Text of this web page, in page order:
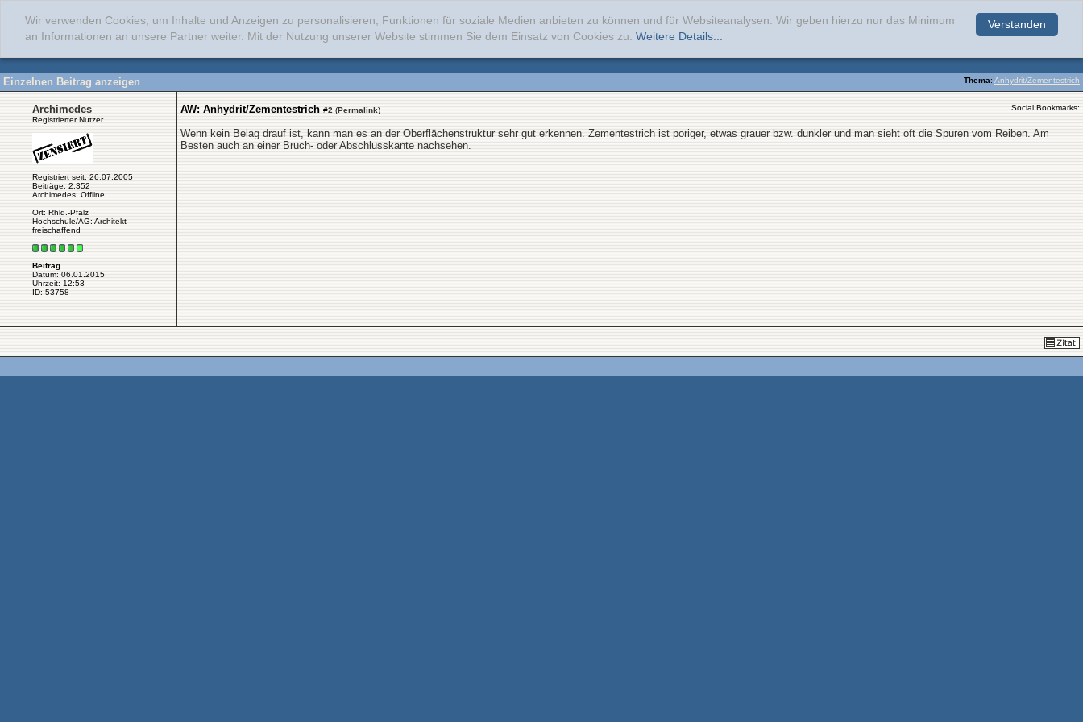
Verstanden
Wir verwenden Cookies, um Inhalte und Anzeigen zu personalisieren, Funktionen für soziale Medien anbieten zu können und für Websiteanalysen. Wir geben hierzu nur das Minimum
an Informationen an unsere Partner weiter. Mit der Nutzung unserer Website stimmen Sie dem Einsatz von Cookies zu. Weitere Details...
Thema: Anhydrit/Zementestrich
Einzelnen Beitrag anzeigen
Archimedes
Registrierter Nutzer
Registriert seit: 26.07.2005
Beiträge: 2.352
Archimedes: Offline
Ort: Rhld.-Pfalz
Hochschule/AG: Architekt
freischaffend
Beitrag
Datum: 06.01.2015
Uhrzeit: 12:53
ID: 53758
AW: Anhydrit/Zementestrich #2 (Permalink) Social Bookmarks:
Wenn kein Belag drauf ist, kann man es an der Oberflächenstruktur sehr gut erkennen. Zementestrich ist poriger, etwas grauer bzw. dunkler und man sieht oft die Spuren vom Reiben. Am
Besten auch an einer Bruch- oder Abschlusskante nachsehen.